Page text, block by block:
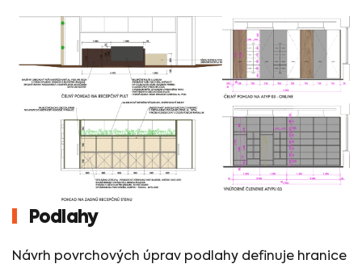
Podlahy
Návrh povrchových úprav podlahy definuje hranice